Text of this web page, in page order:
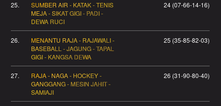
25.
SUMBER AIR - KATAK - TENIS
MEJA - SIKAT GIGI - PADI -
DEWA RUCI
24 (07-66-14-16)
26.
MENANTU RAJA - RAJAWALI -
BASEBALL - JAGUNG - TAPAL
GIGI - KANGSA DEWA
25 (35-85-82-03)
27.
RAJA - NAGA - HOCKEY -
GANGGANG - MESIN JAHIT -
SAMIAJI
26 (31-90-80-40)